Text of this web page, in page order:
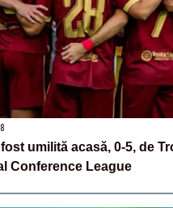
umilită acasă, 0-5, de
Conference League